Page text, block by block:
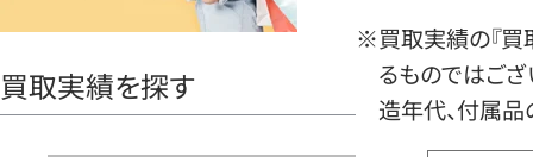
買取実績を探す
※買取実績の『買
るものではござ
造年代、付属品